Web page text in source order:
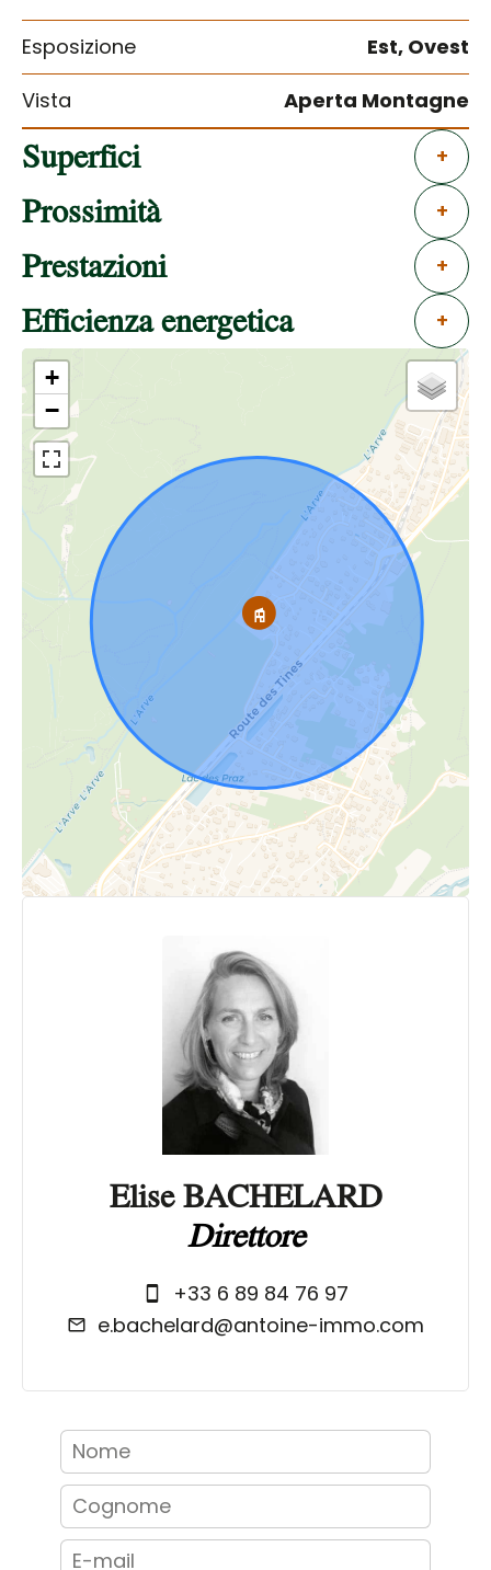
Esposizione
Est, Ovest
Vista
Aperta Montagne
Superfici +
Prossimità +
Prestazioni +
Efficienza energetica +
+
−
Elise BACHELARD
Direttore
+33 6 89 84 76 97
e.bachelard@antoine-immo.com